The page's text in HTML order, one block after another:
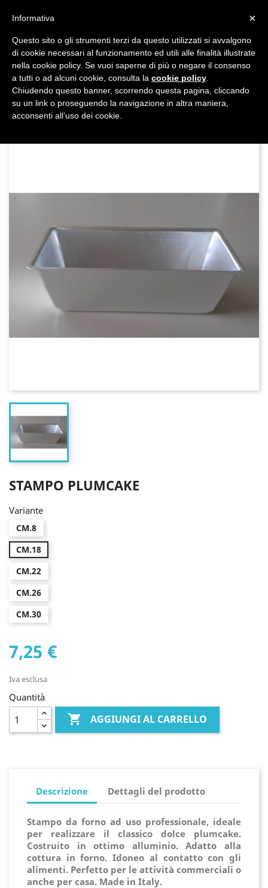
 shopping_cart
DAL 1977

MADE IN ITALY E UE
STAMPO PLUMCAKE
Variante
CM.8
CM.18
CM.22
CM.26
CM.30
7,25 €
Iva esclusa
Quantità
 AGGIUNGI AL CARRELLO
Descrizione Dettagli del prodotto
Stampo da forno ad uso professionale, ideale
per realizzare il classico dolce plumcake.
Costruito in ottimo alluminio. Adatto alla
cottura in forno. Idoneo al contatto con gli
alimenti. Perfetto per le attività commerciali o
anche per casa. Made in Italy.
×
Informativa
Questo sito o gli strumenti terzi da questo utilizzati si avvalgono
di cookie necessari al funzionamento ed utili alle finalità illustrate
nella cookie policy. Se vuoi saperne di più o negare il consenso
a tutti o ad alcuni cookie, consulta la cookie policy
Chiudendo questo banner, scorrendo questa pagina, cliccando
su un link o proseguendo la navigazione in altra maniera,
acconsenti all’uso dei cookie.